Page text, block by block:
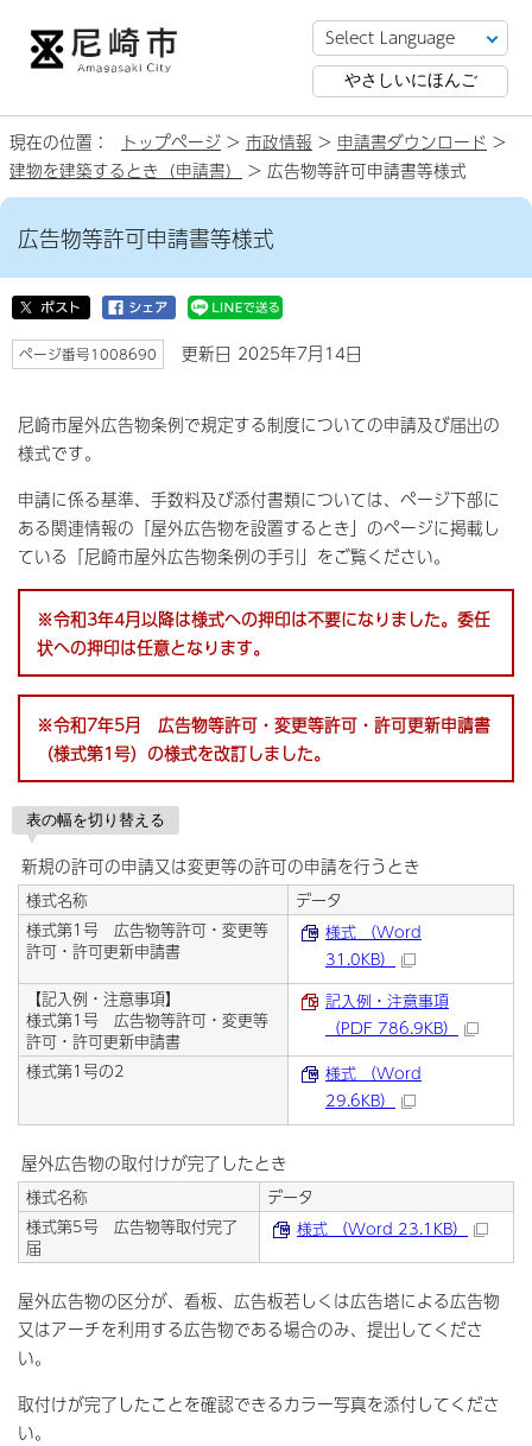
やさしいにほんご
現在の位置： トップページ > 市政情報 > 申請書ダウンロード >
建物を建築するとき（申請書）
> 広告物等許可申請書等様式
広告物等許可申請書等様式
ページ番号1008690 更新日 2025年7月14日
尼崎市屋外広告物条例で規定する制度についての申請及び届出の
様式です。
申請に係る基準、手数料及び添付書類については、ページ下部に
ある関連情報の「屋外広告物を設置するとき」のページに掲載し
ている「尼崎市屋外広告物条例の手引」をご覧ください。
※令和3年4月以降は様式への押印は不要になりました。 委任
状への押印は任意となります。
※令和7年5月 広告物等許可・変更等許可・許可更新申請書
（様式第1号）の様式を改訂しました。
表の幅を切り替える
新規の許可の申請又は変更等の許可の申請を行うとき
様式名称
データ
様式第1号 広告物等許可・変更等
許可・許可更新申請書
様式 （Word
31.0KB）
【記入例・注意事項】
様式第1号 広告物等許可・変更等
許可・許可更新申請書
記入例・注意事項
（PDF 786.9KB）
様式第1号の2
様式 （Word
29.6KB）
屋外広告物の取付けが完了したとき
様式名称
データ
様式第5号 広告物等取付完了
届
様式 （Word 23.1KB）
屋外広告物の区分が、看板、広告板若しくは広告塔による広告物
又はアーチを利用する広告物である場合のみ、提出してくださ
い。
取付けが完了したことを確認できるカラー写真を添付してくださ
い。